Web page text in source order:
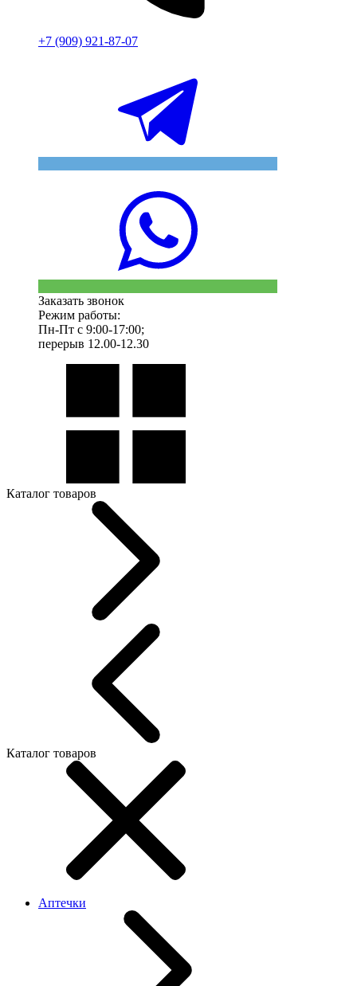
+7 (909) 921-87-07
Заказать звонок
Режим работы:
Пн-Пт с 9:00-17:00;
перерыв 12.00-12.30
Каталог товаров
Каталог товаров
Аптечки